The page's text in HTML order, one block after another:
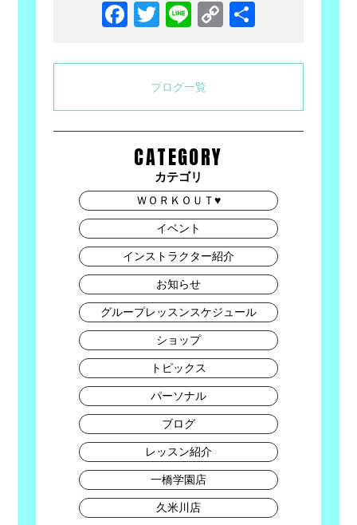
Facebook
Twitter
LineCopy
ブログ一覧
CATEGORY
カテゴリ
ＷＯＲＫＯＵＴ♥
イベント
インストラクター紹介
お知らせ
グループレッスンスケジュール
ショップ
トピックス
パーソナル
ブログ
レッスン紹介
一橋学園店
久米川店